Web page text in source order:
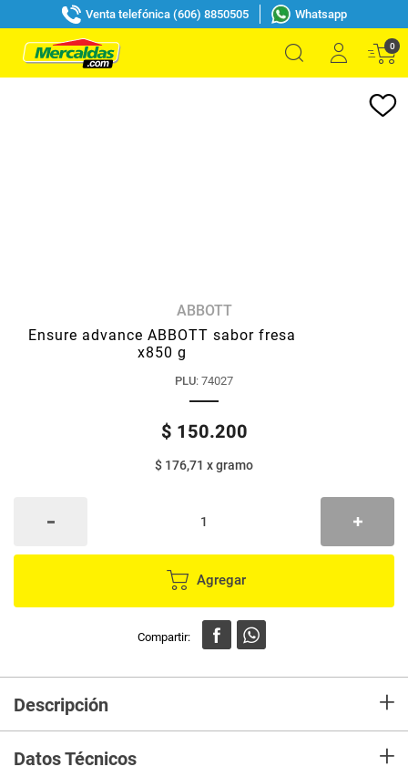
Venta telefónica (606) 8850505 Whatsapp
0
ABBOTT
Ensure advance ABBOTT sabor fresa
x850 g
PLU: 74027
$ 150.200
$ 176,71 xgramo
Agregar
Descripción +
Datos Técnicos +